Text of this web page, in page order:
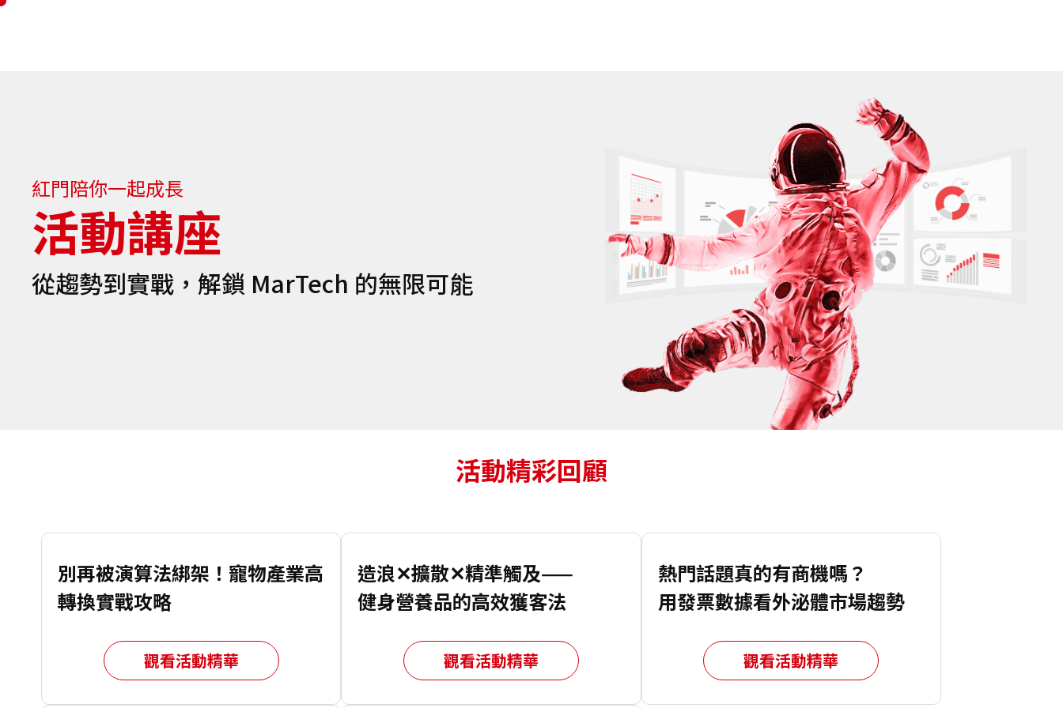
紅門陪你一起成長
活動講座
從趨勢到實戰，解鎖 MarTech 的無限可能
活動精彩回顧
別再被演算法綁架！寵物產業高
轉換實戰攻略
觀看活動精華
造浪✕擴散✕精準觸及——
健身營養品的高效獲客法
觀看活動精華
熱門話題真的有商機嗎？
用發票數據看外泌體市場趨勢
觀看活動精華